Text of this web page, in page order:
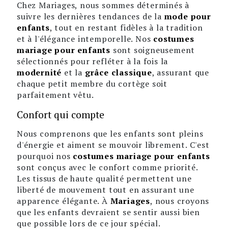
Chez Mariages, nous sommes déterminés à
suivre les dernières tendances de la mode pour
enfants, tout en restant fidèles à la tradition
et à l'élégance intemporelle. Nos costumes
mariage pour enfants sont soigneusement
sélectionnés pour refléter à la fois la
modernité et la grâce classique, assurant que
chaque petit membre du cortège soit
parfaitement vêtu.
Confort qui compte
Nous comprenons que les enfants sont pleins
d'énergie et aiment se mouvoir librement. C'est
pourquoi nos costumes mariage pour enfants
sont conçus avec le confort comme priorité.
Les tissus de haute qualité permettent une
liberté de mouvement tout en assurant une
apparence élégante. À Mariages, nous croyons
que les enfants devraient se sentir aussi bien
que possible lors de ce jour spécial.